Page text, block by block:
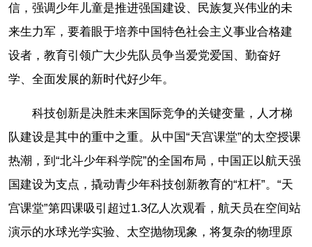
信，强调少年儿童是推进强国建设、民族复兴伟业的未
来生力军，要着眼于培养中国特色社会主义事业合格建
设者，教育引领广大少先队员争当爱党爱国、勤奋好
学、全面发展的新时代好少年。
科技创新是决胜未来国际竞争的关键变量，人才梯
队建设是其中的重中之重。从中国“天宫课堂”的太空授课
热潮，到“北斗少年科学院”的全国布局，中国正以航天强
国建设为支点，撬动青少年科技创新教育的“杠杆”。“天
宫课堂”第四课吸引超过1.3亿人次观看，航天员在空间站
演示的水球光学实验、太空抛物现象，将复杂的物理原